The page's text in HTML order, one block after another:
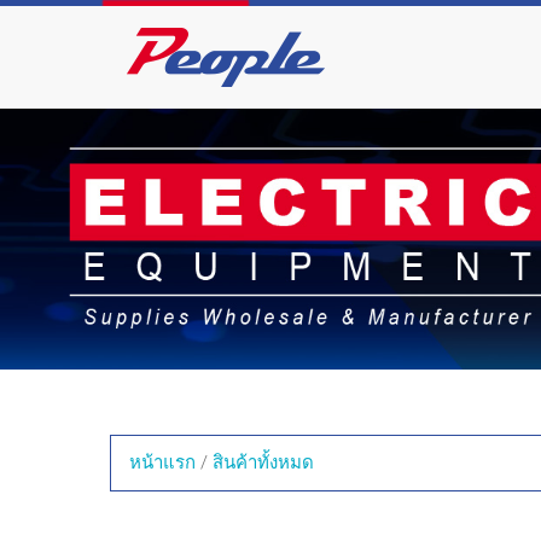
หน้าแรก / สินค้าทั้งหมด